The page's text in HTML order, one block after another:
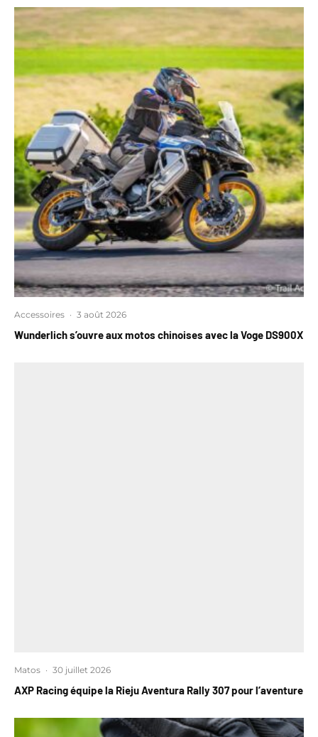
Accessoires · 3 août 2026
Wunderlich s’ouvre aux motos chinoises avec la Voge DS900X
Matos · 30 juillet 2026
AXP Racing équipe la Rieju Aventura Rally 307 pour l’aventure